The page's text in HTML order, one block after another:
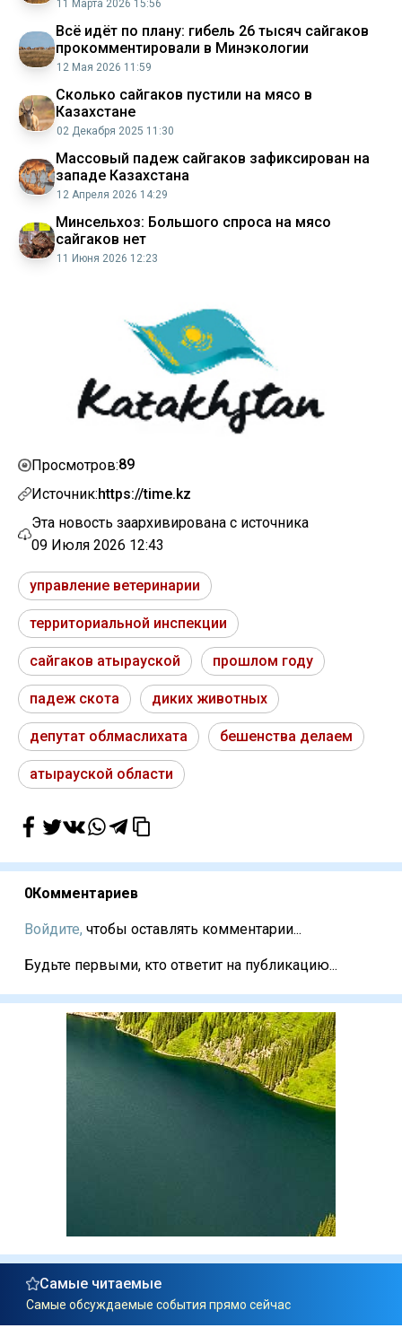
11 Марта 2026 15:56
Всё идёт по плану: гибель 26 тысяч сайгаков
прокомментировали в Минэкологии
12 Мая 2026 11:59
Сколько сайгаков пустили на мясо в
Казахстане
02 Декабря 2025 11:30
Массовый падеж сайгаков зафиксирован на
западе Казахстана
12 Апреля 2026 14:29
Минсельхоз: Большого спроса на мясо
сайгаков нет
11 Июня 2026 12:23
Просмотров:89
Источник:https://time.kz
Эта новость заархивирована с источника
09 Июля 2026 12:43
управление ветеринарии
территориальной инспекции
сайгаков атырауской прошлом году
падеж скота диких животных
депутат облмаслихата бешенства делаем
атырауской области
0Комментариев
Войдите, чтобы оставлять комментарии...
Будьте первыми, кто ответит на публикацию...
Самые читаемые
Самые обсуждаемые события прямо сейчас